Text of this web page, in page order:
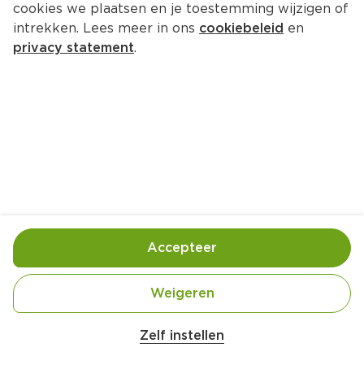
Neutraal Voetpomp 5L
Per Doos 1 st
Over onze prijs- en productinformatie
cookies we plaatsen en je toestemming wijzigen of
intrekken. Lees meer in ons cookiebeleid en
privacy statement.
Zelf instellen
Weigeren
Accepteer